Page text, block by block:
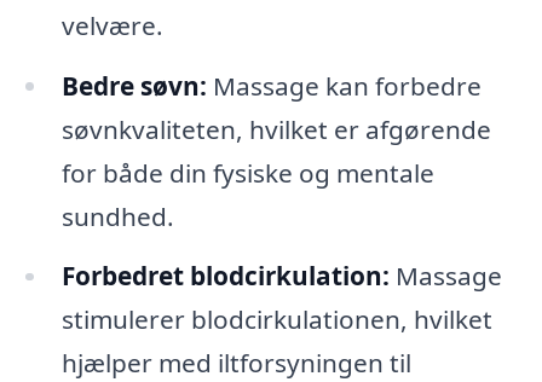
velvære.
Bedre søvn: Massage kan forbedre
søvnkvaliteten, hvilket er afgørende
for både din fysiske og mentale
sundhed.
Forbedret blodcirkulation: Massage
stimulerer blodcirkulationen, hvilket
hjælper med iltforsyningen til